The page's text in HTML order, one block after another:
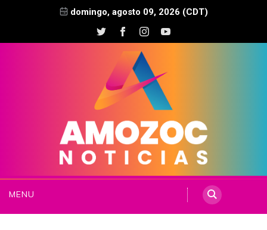
domingo, agosto 09, 2026 (CDT)
MENU